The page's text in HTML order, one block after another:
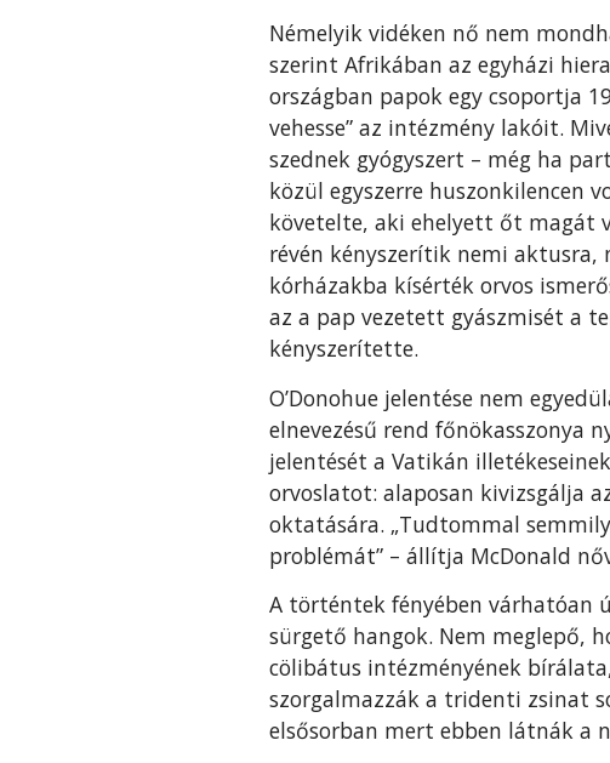
Némelyik vidéken nő nem
szerint Afrikában az egyházi
országban papok egy csoportja
vehesse” az intézmény lakóit.
szednek gyógyszert – még ha
közül egyszerre huszonkilencen
követelte, aki ehelyett őt magát
révén kényszerítik nemi
kórházakba kísérték orvos
az a pap vezetett gyászmisét a
kényszerítette.
O’Donohue jelentése nem
elnevezésű rend főnökasszonya
jelentését a Vatikán
orvoslatot: alaposan kivizsgálja
oktatására. „Tudtommal
problémát” – állítja McDonald
A történtek fényében várhatóan
sürgető hangok. Nem meglepő,
cölibátus intézményének
szorgalmazzák a tridenti zsinat
elsősorban mert ebben látnák a